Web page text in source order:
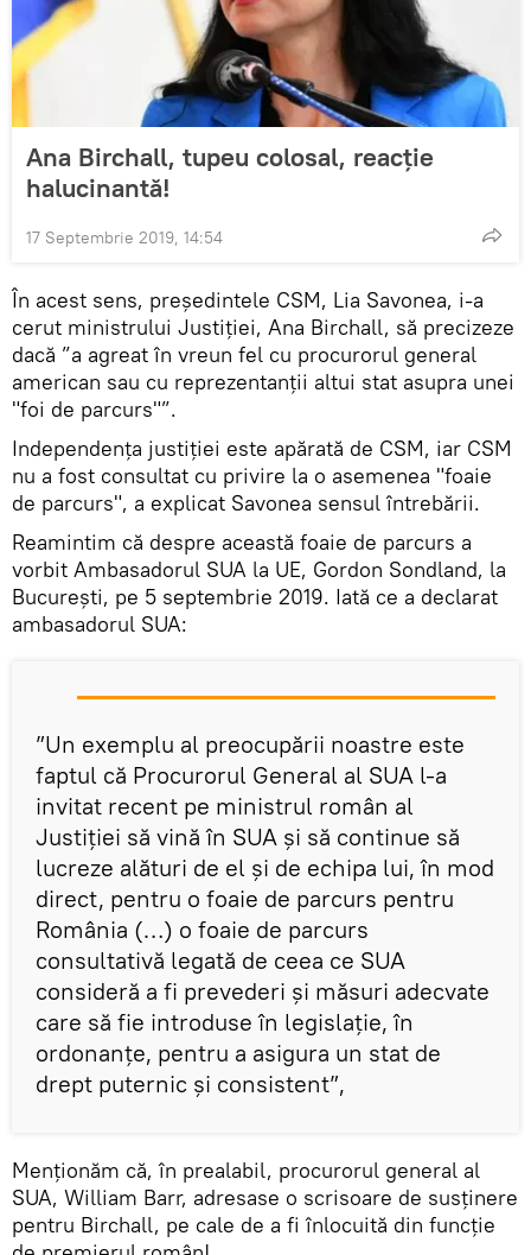
Ana Birchall, tupeu colosal, reacție
halucinantă!
17 Septembrie 2019, 14:54
În acest sens, președintele CSM, Lia Savonea, i-a
cerut ministrului Justiției, Ana Birchall, să precizeze
dacă ”a agreat în vreun fel cu procurorul general
american sau cu reprezentanții altui stat asupra unei
"foi de parcurs"”.
Independenţa justiţiei este apărată de CSM, iar CSM
nu a fost consultat cu privire la o asemenea "foaie
de parcurs", a explicat Savonea sensul întrebării.
Reamintim că despre această foaie de parcurs a
vorbit Ambasadorul SUA la UE, Gordon Sondland, la
București, pe 5 septembrie 2019. Iată ce a declarat
ambasadorul SUA:
”Un exemplu al preocupării noastre este
faptul că Procurorul General al SUA l-a
invitat recent pe ministrul român al
Justiției să vină în SUA și să continue să
lucreze alături de el și de echipa lui, în mod
direct, pentru o foaie de parcurs pentru
România (…) o foaie de parcurs
consultativă legată de ceea ce SUA
consideră a fi prevederi și măsuri adecvate
care să fie introduse în legislație, în
ordonanțe, pentru a asigura un stat de
drept puternic și consistent”,
Menționăm că, în prealabil, procurorul general al
SUA, William Barr, adresase o scrisoare de susținere
pentru Birchall, pe cale de a fi înlocuită din funcție